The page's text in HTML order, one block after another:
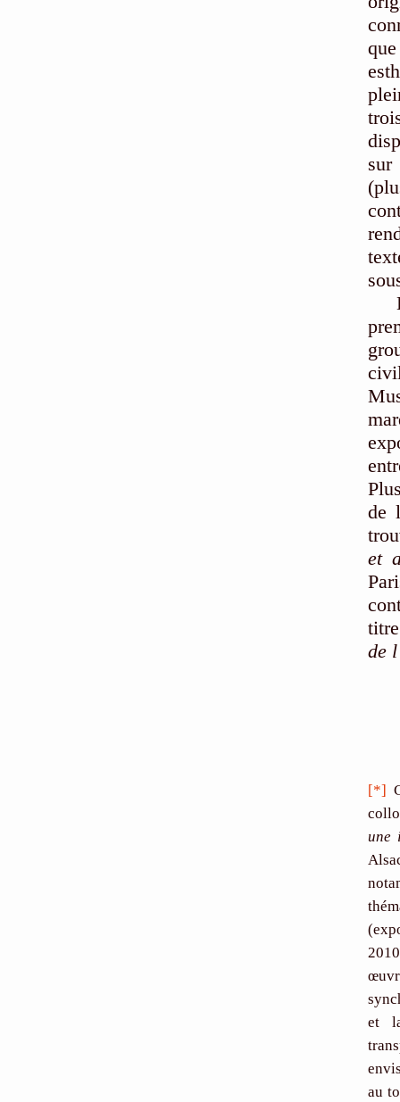
sur
de
et
de
[*]
une
et
au